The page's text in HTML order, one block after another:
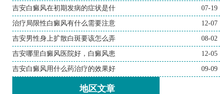
吉安白癜风在初期发病的症状是什 07-19
治疗局限性白癜风有什么需要注意 12-07
吉安男性身上扩散白斑要该怎么弄 08-02
吉安哪里白癜风医院好，白癜风患 12-05
吉安白癜风用什么药治疗的效果好 09-09
地区文章